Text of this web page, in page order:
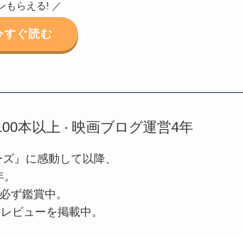
もらえる! ／
すぐ読む
本以上 ・ 映画ブログ運営4年
』に感動して以降、
ず鑑賞中。
ビューを掲載中。